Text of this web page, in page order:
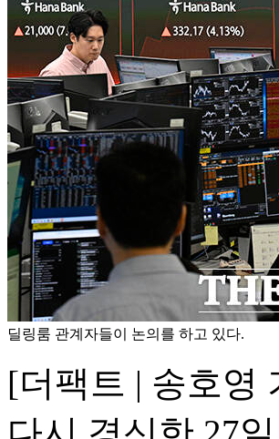
딜링룸 관계자들이 논의를 하고 있다.
[더팩트 | 송호영